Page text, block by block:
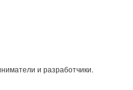
и разработчики.